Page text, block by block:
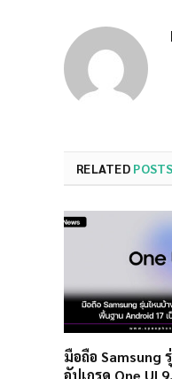
RELATED POSTS
มือถือ Samsung
อัปเกรด One UI